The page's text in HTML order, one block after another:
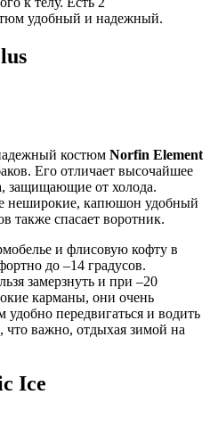
удобный и надежный.
костюм Norfin Element
Его отличает высочайшее
защищающие от холода.
неширокие, капюшон удобный
также спасает воротник.
и флисовую кофту в
до –14 градусов.
замерзнуть и при –20
карманы, они очень
передвигаться и водить
важно, отдыхая зимой на
Ice